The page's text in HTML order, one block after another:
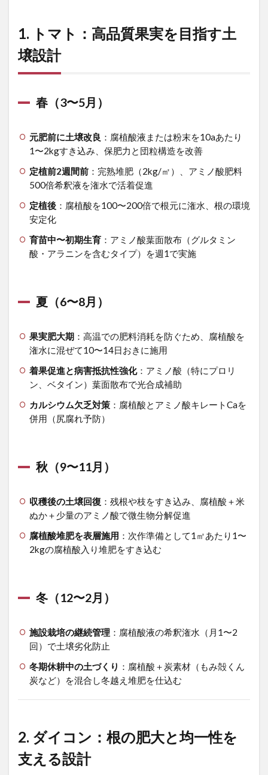
ト：
高品
質果
実を
目指
壌設
計
春
（3〜
1.2
（6〜
8月）
1.3
秋
1.4
（12〜
2月）
2.
ダイ
ン：
根の
を支
2.1
春
（3〜
5月：
春ま
ン）
（6〜
8月）
2.3
秋
11
きダ
イコ
ン主
1. トマト：高品質果実を目指す土
壌設計
春（3〜5月）
元肥前に土壌改良 ：腐植酸液または粉末を10aあたり
1〜2kgすき込み、保肥力と団粒構造を改善
定植前2週間前：完熟堆肥（2kg/㎡）、アミノ酸肥料
500倍希釈液を潅水で活着促進
定植後：腐植酸を100〜200倍で根元に潅水、根の環境
安定化
育苗中〜初期生育：アミノ酸葉面散布（グルタミン
酸・アラニンを含むタイプ）を週1で実施
夏（6〜8月）
果実肥大期：高温での肥料消耗を防ぐため、腐植酸を
潅水に混ぜて10〜14日おきに施用
着果促進と病害抵抗性強化：アミノ酸（特にプロリ
ン、ベタイン）葉面散布で光合成補助
カルシウム欠乏対策：腐植酸とアミノ酸キレートCaを
併用（尻腐れ予防）
秋（9〜11月）
収穫後の土壌回復 ：残根や枝をすき込み、腐植酸＋米
ぬか＋少量のアミノ酸で微生物分解促進
腐植酸堆肥を表層施用 ：次作準備として1㎡あたり1〜
2kgの腐植酸入り堆肥をすき込む
冬（12〜2月）
施設栽培の継続管理：腐植酸液の希釈潅水（月1〜2
回）で土壌劣化防止
冬期休耕中の土づくり ：腐植酸＋炭素材（もみ殻くん
炭など）を混合し冬越え堆肥を仕込む
2. ダイコン：根の肥大と均一性を
支える設計